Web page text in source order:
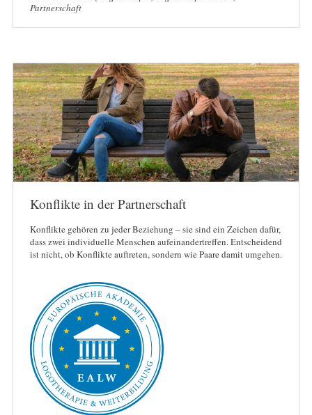
Partnerschaft
Konflikte in der Partnerschaft
Konflikte gehören zu jeder Beziehung – sie sind ein Zeichen dafür,
dass zwei individuelle Menschen aufeinandertreffen. Entscheidend
ist nicht, ob Konflikte auftreten, sondern wie Paare damit umgehen.